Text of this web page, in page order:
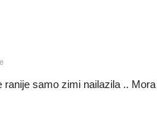
samo zimi nailazila ..